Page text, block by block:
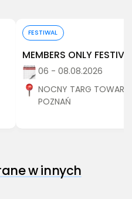
FESTIWAL
MEMBERS ONLY
06 - 08.08.2026
NOCNY TARG
POZNAŃ
w innych